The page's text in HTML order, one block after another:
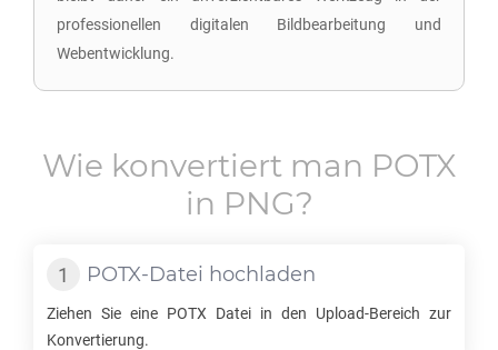
professionellen digitalen Bildbearbeitung und
Webentwicklung.
Wie konvertiert man POTX
in PNG?
POTX-Datei hochladen
Ziehen Sie eine POTX Datei in den Upload-Bereich zur
Konvertierung.